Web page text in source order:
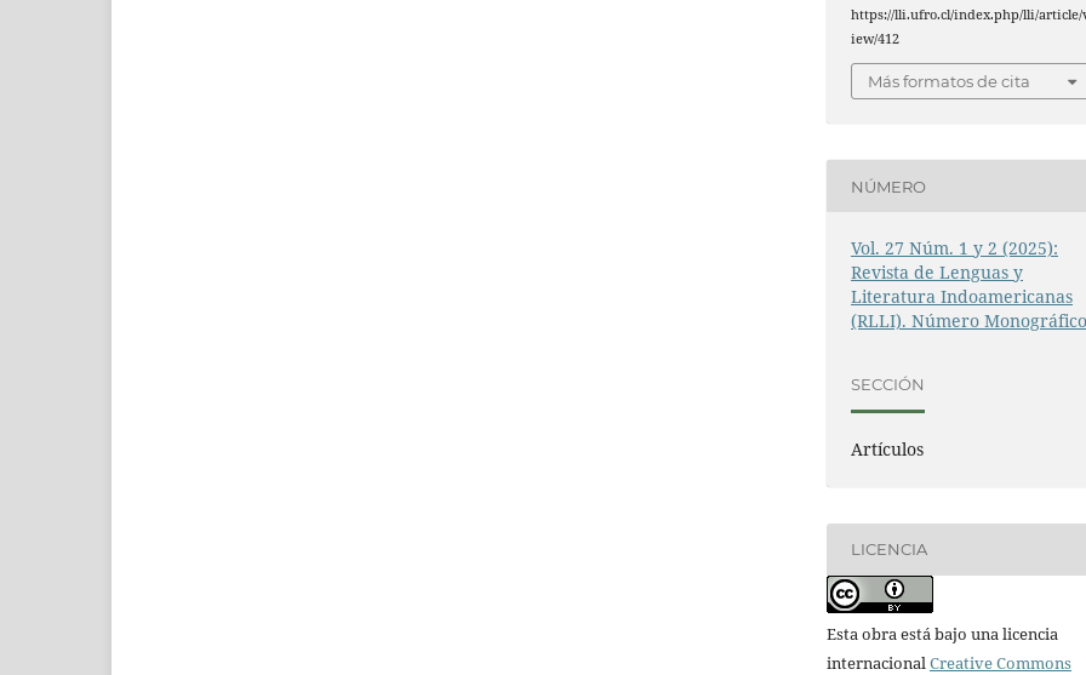
https://lli.ufro.cl/index.php/lli/article/
iew/412
Más formatos de cita
NÚMERO
Vol. 27 Núm. 1 y 2 (2025):
Revista de Lenguas y
Literatura Indoamericanas
(RLLI). Número
SECCIÓN
Artículos
LICENCIA
Esta obra está bajo una licencia
internacional Creative Commons